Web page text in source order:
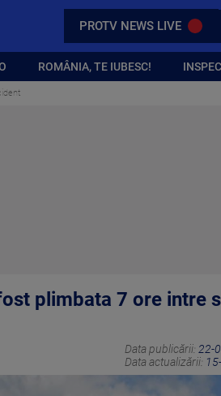
PROTV NEWS LIVE
ROMÂNIA, TE IUBESC!
plimbata 7 ore intre
Data publicării: 22-
Data actualizării: